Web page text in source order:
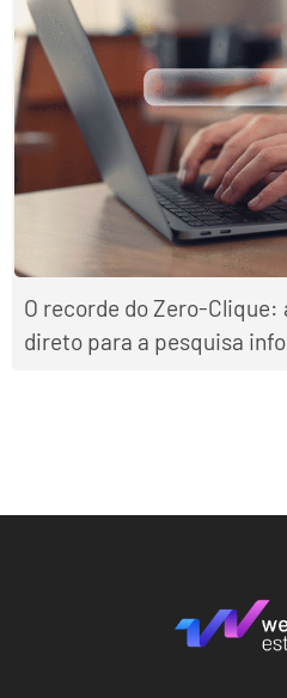
O recorde do Zero-
direto para a pesquisa